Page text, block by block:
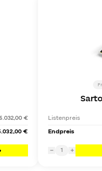
€
€
Listenpreis
Endpreis
− 1 +